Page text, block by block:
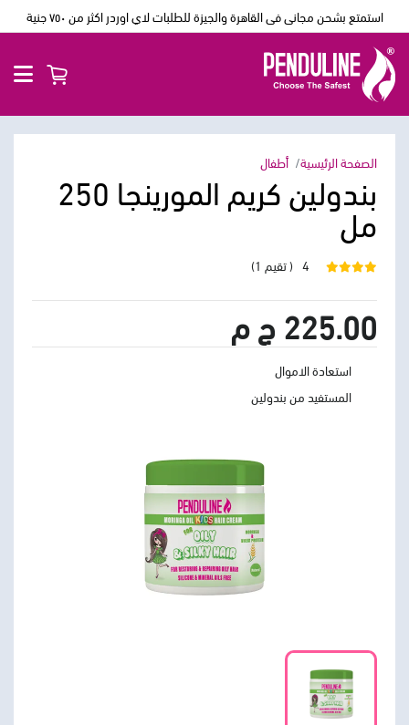
استمتع بشحن مجانى فى القاهرة والجيزة للطلبات لاي اوردر اكثر من ٧٥٠ جنية
الصفحة الرئيسية أطفال بندولين كريم المورينجا 250
مل
4 ( تقيم 1)
225.00 ج م
استعادة الاموال
المستفيد من بندولين